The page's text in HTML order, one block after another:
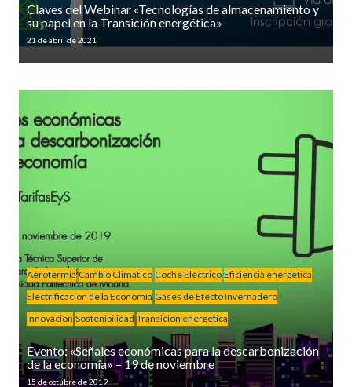
Claves del Webinar «Tecnologías de almacenamiento y
su papel en la Transición energética»
21 de abril de 2021
Aerotermia Cambio Climático Coche Eléctrico Eficiencia energética
Electrificación de la Economía Gases de Efecto Invernadero
Innovación Sostenibilidad Transición energética
Evento: «Señales económicas para la descarbonización
de la economía» – 19 de noviembre
15 de octubre de 2019